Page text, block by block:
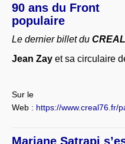
90 ans du Front
populaire
Le dernier billet du CREAL
Jean Zay et sa circulaire
Sur le
Web : https://www.creal76.fr/
Marjane Satrapi